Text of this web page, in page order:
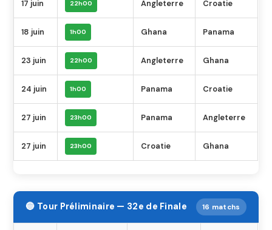
17 juin 22h00 Angleterre Croatie
18 juin 1h00 Ghana Panama
23 juin 22h00 Angleterre Ghana
24 juin 1h00 Panama Croatie
27 juin 23h00 Panama Angleterre
27 juin 23h00 Croatie Ghana
🔵 Tour Préliminaire — 32e de Finale 16 matchs